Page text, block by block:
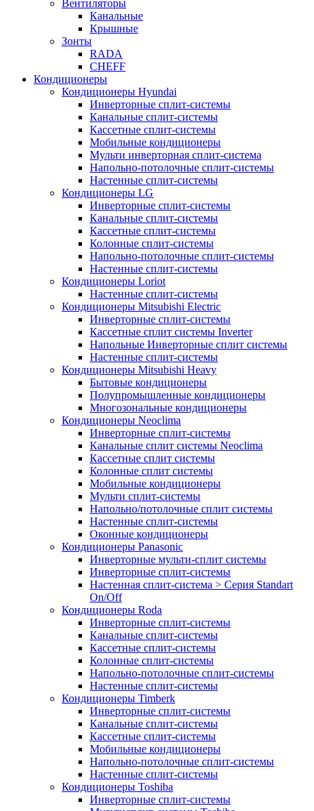
Вентиляторы
Канальные
Крышные
Зонты
RADA
CHEFF
Кондиционеры
Кондиционеры Hyundai
Инверторные сплит-системы
Канальные сплит-системы
Кассетные сплит-системы
Мобильные кондиционеры
Мульти инверторная сплит-система
Напольно-потолочные сплит-системы
Настенные сплит-системы
Кондиционеры LG
Инверторные сплит-системы
Канальные сплит-системы
Кассетные сплит-системы
Колонные сплит-системы
Напольно-потолочные сплит-системы
Настенные сплит-системы
Кондиционеры Loriot
Настенные сплит-системы
Кондиционеры Mitsubishi Electric
Инверторные сплит-системы
Кассетные сплит системы Inverter
Напольные Инверторные сплит системы
Настенные сплит-системы
Кондиционеры Mitsubishi Heavy
Бытовые кондиционеры
Полупромышленные кондиционеры
Многозональные кондиционеры
Кондиционеры Neoclima
Инверторные сплит-системы
Канальные сплит системы Neoclima
Кассетные сплит системы
Колонные сплит системы
Мобильные кондиционеры
Мульти сплит-системы
Напольно/потолочные сплит системы
Настенные сплит-системы
Оконные кондиционеры
Кондиционеры Panasonic
Инверторные мульти-сплит системы
Инверторные сплит-системы
Настенная сплит-система > Серия Standart
On/Off
Кондиционеры Roda
Инверторные сплит-системы
Канальные сплит-системы
Кассетные сплит-системы
Колонные сплит-системы
Напольно-потолочные сплит-системы
Настенные сплит-системы
Кондиционеры Timberk
Инверторные сплит-системы
Канальные сплит-системы
Кассетные сплит-системы
Мобильные кондиционеры
Напольно-потолочные сплит-системы
Настенные сплит-системы
Кондиционеры Toshiba
Инверторные сплит-системы